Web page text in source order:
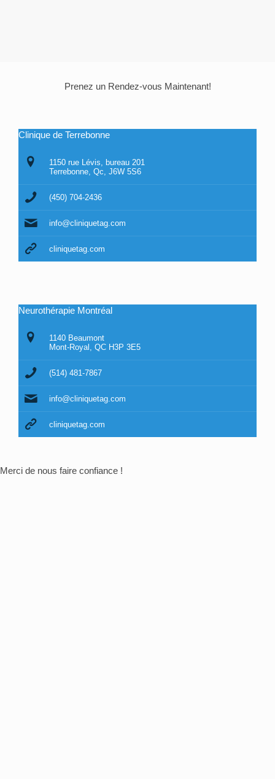
Prenez un Rendez-vous Maintenant!
Clinique de Terrebonne
1150 rue Lévis, bureau 201
Terrebonne, Qc, J6W 5S6
(450) 704-2436
info@cliniquetag.com
cliniquetag.com
Neurothérapie Montréal
1140 Beaumont
Mont-Royal, QC H3P 3E5
(514) 481-7867
info@cliniquetag.com
cliniquetag.com
Merci de nous faire confiance !